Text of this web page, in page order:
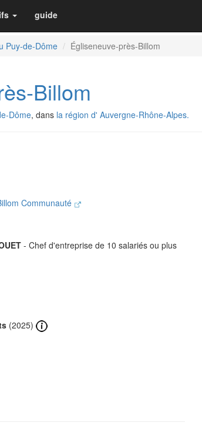
guide
Puy-de-Dôme Égliseneuve-près-Billom
Billom
Dôme, dans la région d' Auvergne-Rhône-Alpes.
Communauté
- Chef d'entreprise de 10 salariés ou plus
(2025)